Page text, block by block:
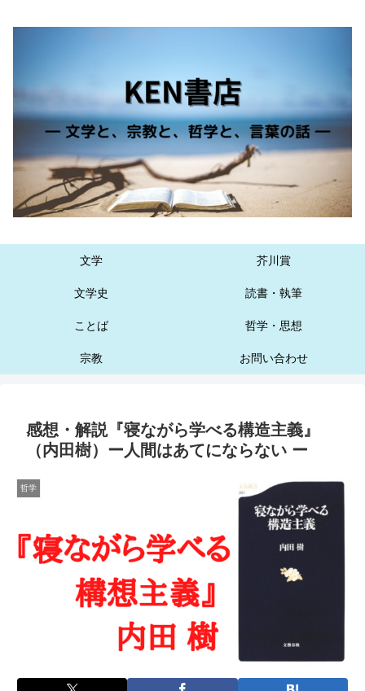
文学 芥川賞
文学史 読書・執筆
ことば 哲学・思想
宗教 お問い合わせ
感想・解説『寝ながら学べる構造主義』
（内田樹）ー人間はあてにならない ー
哲学